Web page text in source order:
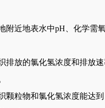
附近地表水中pH、化学需
排放的氯化氢浓度和排放
颗粒物和氯化氢浓度能达